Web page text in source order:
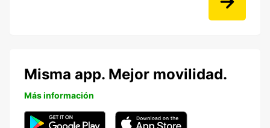
Misma app. Mejor movilidad.
Más información